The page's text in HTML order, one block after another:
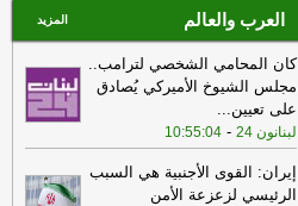
العرب والعالم المزيد
كان المحامي الشخصي لترامب..
مجلس الشيوخ الأميركي يُصادق
على تعيين...
لبنانون 24 -
10:55:04
إيران: القوى الأجنبية هي السبب
الرئيسي لزعزعة الأمن